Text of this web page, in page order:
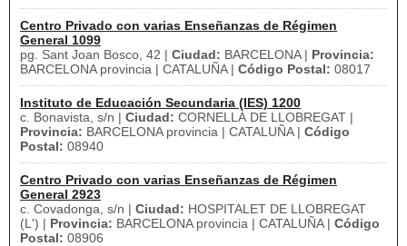
Centro Privado con varias Enseñanzas de Régimen
General 1099
pg. Sant Joan Bosco, 42 | Ciudad: BARCELONA | Provincia:
BARCELONA provincia | CATALUÑA | Código Postal: 08017
Instituto de Educación Secundaria (IES) 1200
c. Bonavista, s/n | Ciudad: CORNELLÀ DE LLOBREGAT |
Provincia: BARCELONA provincia | CATALUÑA | Código
Postal: 08940
Centro Privado con varias Enseñanzas de Régimen
General 2923
c. Covadonga, s/n | Ciudad: HOSPITALET DE LLOBREGAT
(L') | Provincia: BARCELONA provincia | CATALUÑA | Código
Postal: 08906